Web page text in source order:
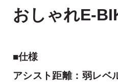
おしゃれE-
■仕様
アシスト距離：弱レベ